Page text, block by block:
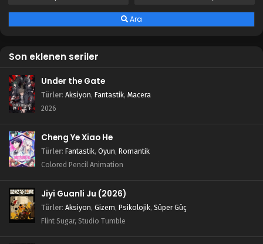
Ara
Son eklenen seriler
Under the Gate
Türler: Aksiyon, Fantastik, Macera
2026
Cheng Ye Xiao He
Türler: Fantastik, Oyun, Romantik
Colored Pencil Animation
Jiyi Guanli Ju (2026)
Türler: Aksiyon, Gizem, Psikolojik, Süper Güç
Flint Sugar, Studio Tumble